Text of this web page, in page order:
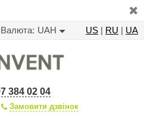
Валюта: UAH US | RU | UA
384 02 04
Замовити дзвінок